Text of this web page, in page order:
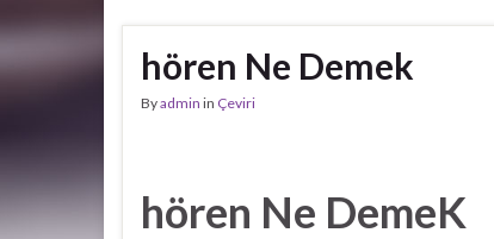
hören Ne Demek
Byadmin in Çeviri
hören Ne DemeK